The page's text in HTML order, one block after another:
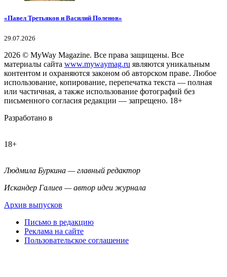
«Павел Третьяков и Василий Поленов»
29.07.2026
2026 © MyWay Magazine. Все права защищены. Все
материалы сайта www.mywaymag.ru являются уникальным
контентом и охраняются законом об авторском праве. Любое
использование, копирование, перепечатка текста — полная
или частичная, а также использование фотографий без
письменного согласия редакции — запрещено. 18+
Разработано в
18+
Людмила Буркина — главный редактор
Искандер Галиев — автор идеи журнала
Архив выпусков
Письмо в редакцию
Реклама на сайте
Пользовательское соглашение